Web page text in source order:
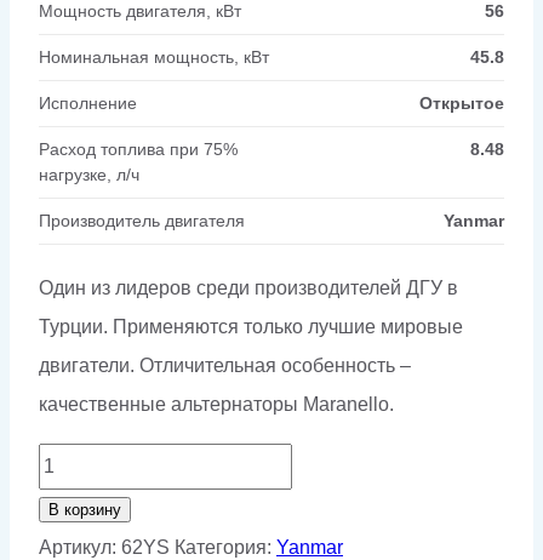
Мощность двигателя, кВт 56
Номинальная мощность, кВт 45.8
Исполнение Открытое
Расход топлива при 75%
нагрузке, л/ч
8.48
Производитель двигателя Yanmar
Один из лидеров среди производителей ДГУ в
Турции. Применяются только лучшие мировые
двигатели. Отличительная особенность –
качественные альтернаторы Maranello.
Количество
товара
Дизельный
В корзину
Артикул: 62YS Категория: Yanmar